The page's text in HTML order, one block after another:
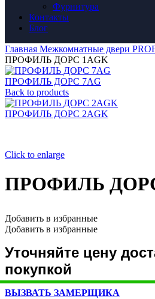
Фурнитура
Контакты
Блог
Главная Межкомнатные двери
ПРОФИЛЬ ДОРС 1AGK
ПРОФИЛЬ ДОРС 7AG
Back to products
ПРОФИЛЬ ДОРС 2AGK
Click to enlarge
ПРОФИЛЬ
Добавить в избранные
Добавить в избранные
Уточняйте цену
покупкой
ВЫЗВАТЬ ЗАМЕРЩИКА